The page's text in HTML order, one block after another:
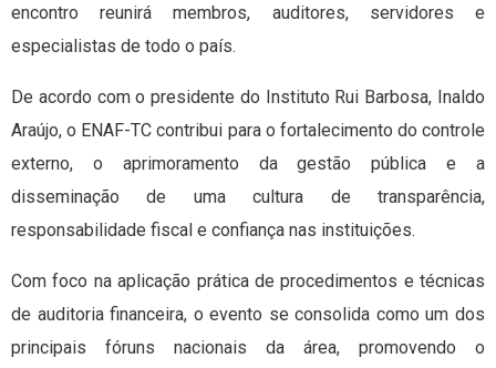
encontro reunirá membros, auditores, servidores e
especialistas de todo o país.
De acordo com o presidente do Instituto Rui Barbosa, Inaldo
Araújo, o ENAF-TC contribui para o fortalecimento do controle
externo, o aprimoramento da gestão pública e a
disseminação de uma cultura de transparência,
responsabilidade fiscal e confiança nas instituições.
Com foco na aplicação prática de procedimentos e técnicas
de auditoria financeira, o evento se consolida como um dos
principais fóruns nacionais da área, promovendo o